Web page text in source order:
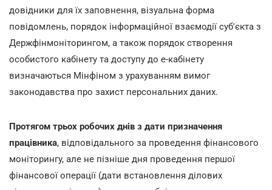
довідники для їх заповнення, візуальна форма
повідомлень, порядок інформаційної взаємодії суб'єкта з
Держфінмоніторингом, а також порядок створення
особистого кабінету та доступу до е-кабінету
визначаються Мінфіном з урахуванням вимог
законодавства про захист персональних даних.
Протягом трьох робочих днів з дати призначення
працівника, відповідального за проведення фінансового
моніторингу, але не пізніше дня проведення першої
фінансової операції (дати встановлення ділових